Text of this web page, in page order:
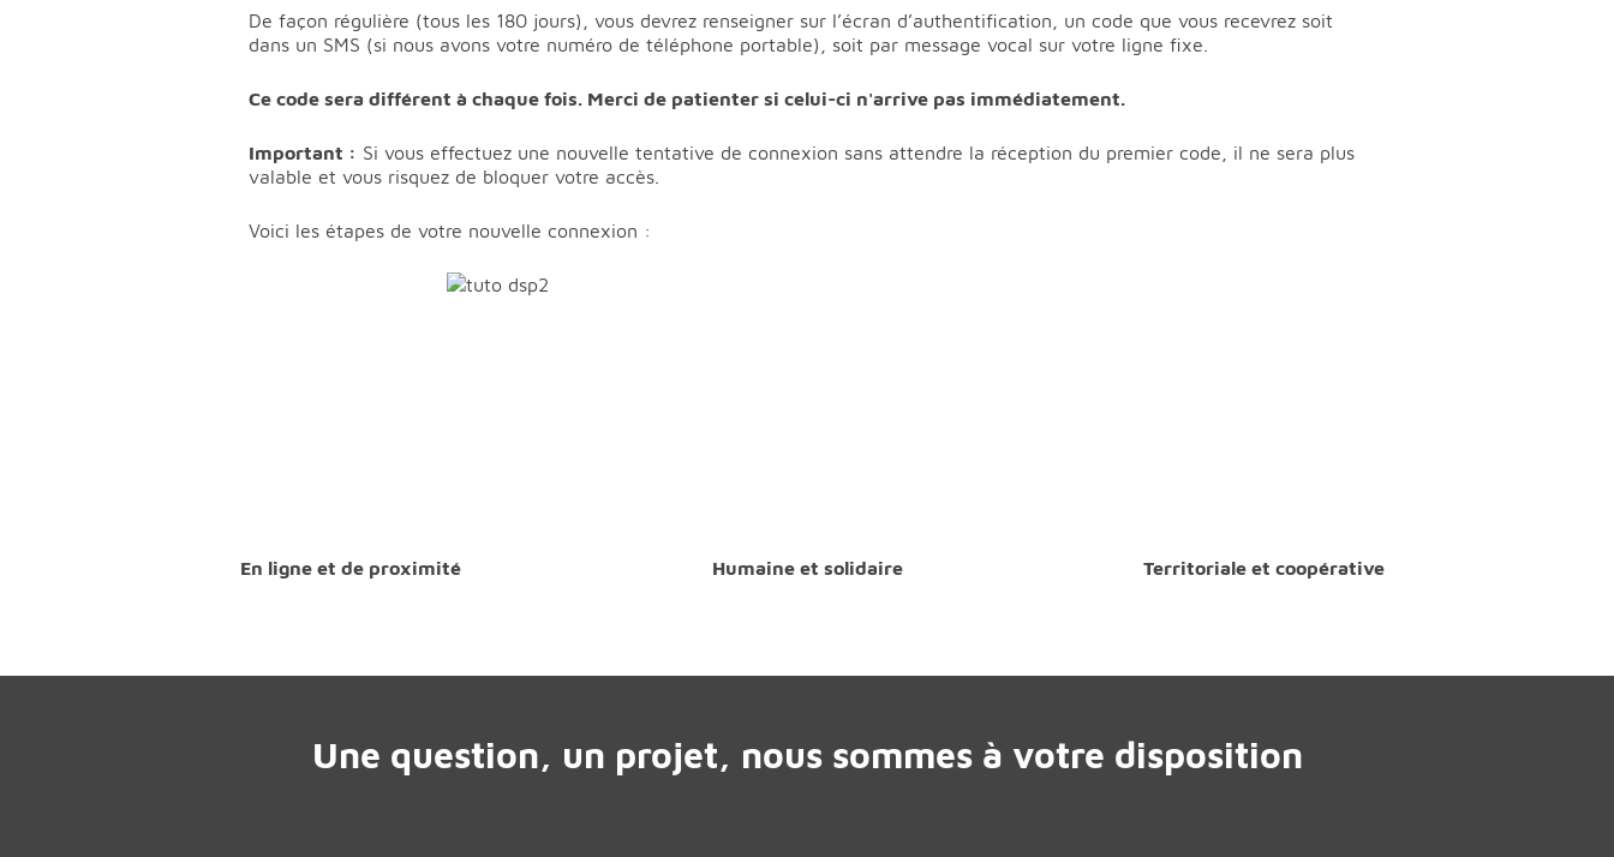
De façon régulière (tous les 180 jours), vous devrez renseigner sur l’écran d’authentification, un code que vous recevrez soit
dans un SMS (si nous avons votre numéro de téléphone portable), soit par message vocal sur votre ligne fixe.
Ce code sera différent à chaque fois. Merci de patienter si celui-ci n'arrive pas immédiatement.
Important : Si vous effectuez une nouvelle tentative de connexion sans attendre la réception du premier code, il ne sera plus
valable et vous risquez de bloquer votre accès.
Voici les étapes de votre nouvelle connexion :
En ligne et de proximité Humaine et solidaire Territoriale et coopérative
Une question, un projet, nous sommes à votre disposition